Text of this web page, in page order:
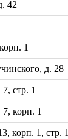
42
1
д. 28
стр. 1
корп. 1
корп. 1, стр. 1